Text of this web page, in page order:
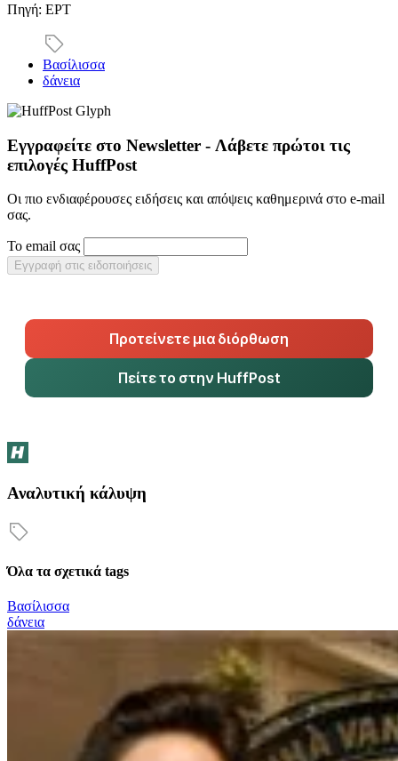
Πηγή: ΕΡΤ
Βασίλισσα
δάνεια
Εγγραφείτε στο Newsletter - Λάβετε πρώτοι τις
επιλογές HuffPost
Οι πιο ενδιαφέρουσες ειδήσεις και απόψεις καθημερινά στο e-mail
σας.
Το email σας
Εγγραφή στις ειδοποιήσεις
Προτείνετε μια διόρθωση
Πείτε το στην HuffPost
Αναλυτική κάλυψη
Όλα τα σχετικά tags
Βασίλισσα
δάνεια